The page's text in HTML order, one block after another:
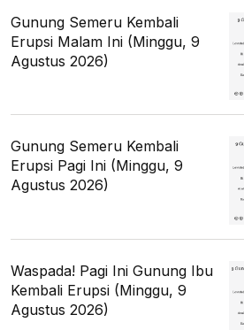
Gunung Semeru Kembali
Erupsi Malam Ini (Minggu, 9
Agustus 2026)
Gunung Semeru Kembali
Erupsi Pagi Ini (Minggu, 9
Agustus 2026)
Waspada! Pagi Ini Gunung Ibu
Kembali Erupsi (Minggu, 9
Agustus 2026)